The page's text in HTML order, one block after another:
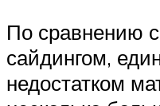
По сравнению
сайдингом,
недостатком